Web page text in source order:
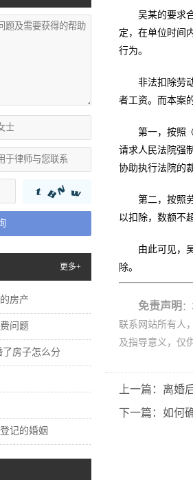
更多+
房产
问题
房子怎么分
记的婚姻
吴某的要求
定，在单位时间
行为。
非法扣除劳
者工资。而本案
第一，按照
请求人民法院强
协助执行法院的
第二，按照
以扣除，数额不
由此可见，
除。
免责声明
联系网站所有人
及指导意义，仅
上一篇：离婚
下一篇：如何